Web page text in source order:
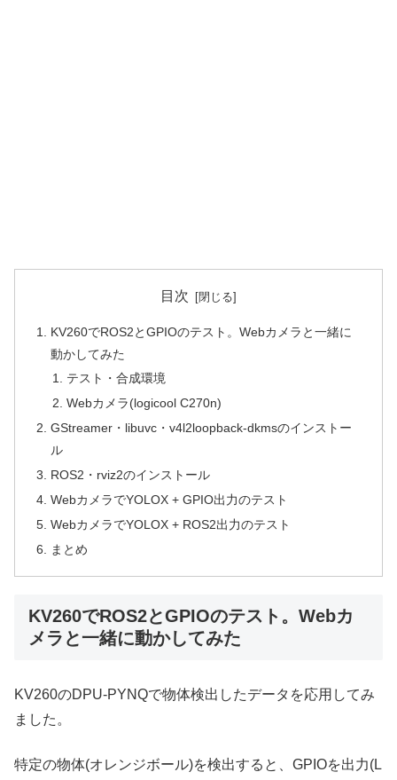
目次
KV260でROS2とGPIOのテスト。Webカメラと一緒に
動かしてみた
テスト・合成環境
Webカメラ(logicool C270n)
GStreamer・libuvc・v4l2loopback-dkmsのインストー
ル
ROS2・rviz2のインストール
WebカメラでYOLOX + GPIO出力のテスト
WebカメラでYOLOX + ROS2出力のテスト
まとめ
KV260でROS2とGPIOのテスト。Webカ
メラと一緒に動かしてみた
KV260のDPU-PYNQで物体検出したデータを応用してみ
ました。
特定の物体(オレンジボール)を検出すると、GPIOを出力(L